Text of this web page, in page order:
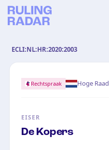
ECLI:NL:HR:2020:2003
Rechtspraak Hoge Raad
EISER
De Kopers